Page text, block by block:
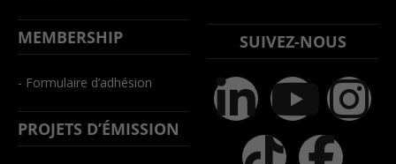
MEMBERSHIP
- Formulaire d’adhésion
PROJETS D’ÉMISSION
SUIVEZ-NOUS